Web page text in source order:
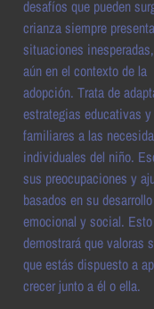
desafíos que pueden
crianza siempre presenta
situaciones
aún en el contexto de la
adopción. Trata de
estrategias educativas y
familiares a las
individuales del niño.
sus preocupaciones y
basados en su desarrollo
emocional y social. Esto
demostrará que valoras
que estás dispuesto a
crecer junto a él o ella.